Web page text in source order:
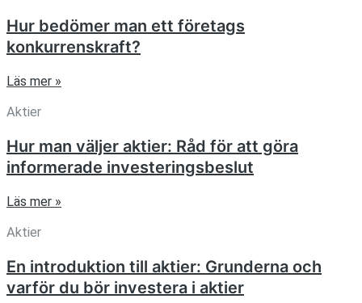
Hur bedömer man ett företags
konkurrenskraft?
Läs mer »
Aktier
Hur man väljer aktier: Råd för att göra
informerade investeringsbeslut
Läs mer »
Aktier
En introduktion till aktier: Grunderna och
varför du bör investera i aktier